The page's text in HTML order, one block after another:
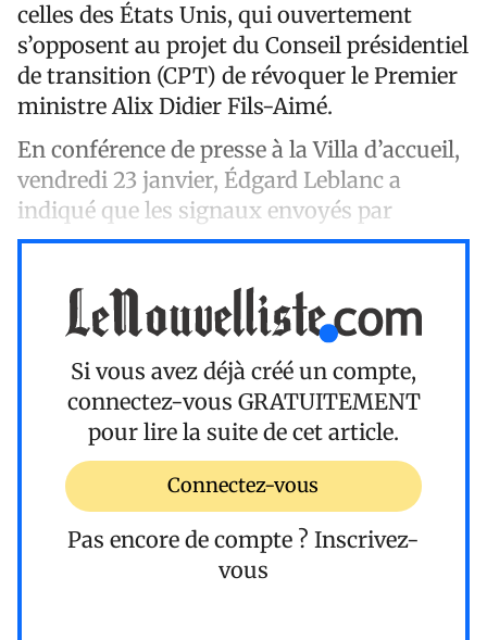
celles des États Unis, qui ouvertement
s’opposent au projet du Conseil présidentiel
de transition (CPT) de révoquer le Premier
ministre Alix Didier Fils-Aimé.
En conférence de presse à la Villa d’accueil,
vendredi 23 janvier, Édgard Leblanc a
indiqué que les signaux envoyés par
Si vous avez déjà créé un compte,
connectez-vous GRATUITEMENT
pour lire la suite de cet article.
Connectez-vous
Pas encore de compte ? Inscrivez-
vous